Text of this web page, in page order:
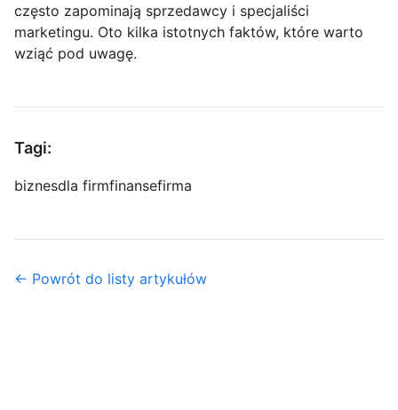
często zapominają sprzedawcy i specjaliści
marketingu. Oto kilka istotnych faktów, które warto
wziąć pod uwagę.
Tagi:
biznesdla firmfinansefirma
← Powrót do listy artykułów